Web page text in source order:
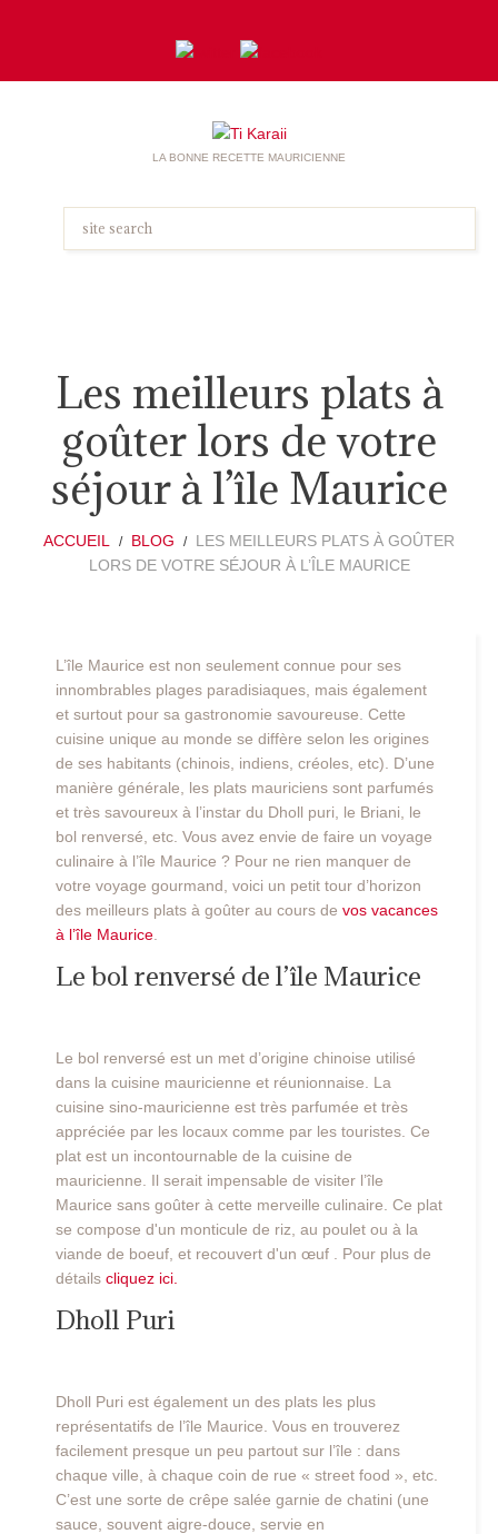
LA BONNE RECETTE MAURICIENNE
Les meilleurs plats à
goûter lors de votre
séjour à l’île Maurice
ACCUEIL BLOG
LES MEILLEURS PLATS À GOÛTER
LORS DE VOTRE SÉJOUR À L’ÎLE MAURICE
L’île Maurice est non seulement connue pour ses
innombrables plages paradisiaques, mais également
et surtout pour sa gastronomie savoureuse. Cette
cuisine unique au monde se diffère selon les origines
de ses habitants (chinois, indiens, créoles, etc). D’une
manière générale, les plats mauriciens sont parfumés
et très savoureux à l’instar du Dholl puri, le Briani, le
bol renversé, etc. Vous avez envie de faire un voyage
culinaire à l’île Maurice ? Pour ne rien manquer de
votre voyage gourmand, voici un petit tour d’horizon
des meilleurs plats à goûter au cours de vos vacances
à l’île Maurice
Le bol renversé de l’île Maurice
Le bol renversé est un met d’origine chinoise utilisé
dans la cuisine mauricienne et réunionnaise. La
cuisine sino-mauricienne est très parfumée et très
appréciée par les locaux comme par les touristes. Ce
plat est un incontournable de la cuisine de
mauricienne. Il serait impensable de visiter l’île
Maurice sans goûter à cette merveille culinaire. Ce plat
se compose d'un monticule de riz, au poulet ou à la
viande de boeuf, et recouvert d'un œuf . Pour plus de
détails cliquez ici.
Dholl Puri
Dholl Puri est également un des plats les plus
représentatifs de l’île Maurice. Vous en trouverez
facilement presque un peu partout sur l’île : dans
chaque ville, à chaque coin de rue « street food », etc.
C’est une sorte de crêpe salée garnie de chatini (une
sauce, souvent aigre-douce, servie en